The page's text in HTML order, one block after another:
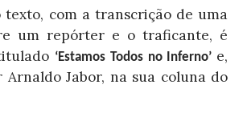
texto, com a transcrição de uma
um repórter e o traficante, é
‘Estamos Todos no Inferno’ e,
Jabor, na sua coluna do